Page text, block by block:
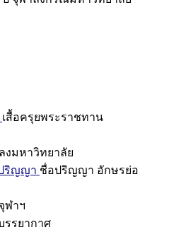
เสื้อครุยพระราชทาน
งมหาวิทยาลัย
ริญญา ชื่อปริญญา อักษรย่อ
ฬาฯ
รรยากาศ